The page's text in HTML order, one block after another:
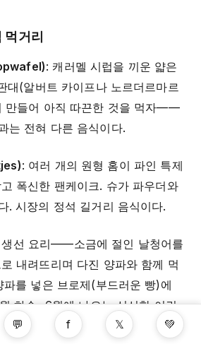
먹거리
: 캐러멜 시럽을 끼운 얇은
대(알버트 카이프나 노르더르마르
만들어 아직 따끈한 것을 먹자——
는 전혀 다른 음식이다.
: 여러 개의 원형 홈이 파인 특제
폭신한 팬케이크. 슈가 파우더와
. 시장의 정석 길거리 음식이다.
생선 요리——소금에 절인 날청어를
내려뜨리며 다진 양파와 함께 먹
를 넣은 브로제(부드러운 빵)에
하순~6월에 나오는 신선한 어린
특히 귀하다. 시내 곳곳에 노점이
💬 f 𝕏 💚